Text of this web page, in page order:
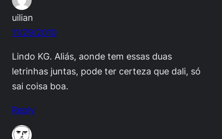
uilian
11/29/2010
Lindo KG. Aliás, aonde tem essas duas
letrinhas juntas, pode ter certeza que dali, só
sai coisa boa.
Reply